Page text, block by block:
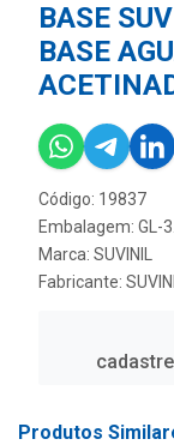
BASE
BASE
Código: 19837
Embalagem: GL-
Marca: SUVINIL
Fabricante: SUVINIL
Produtos